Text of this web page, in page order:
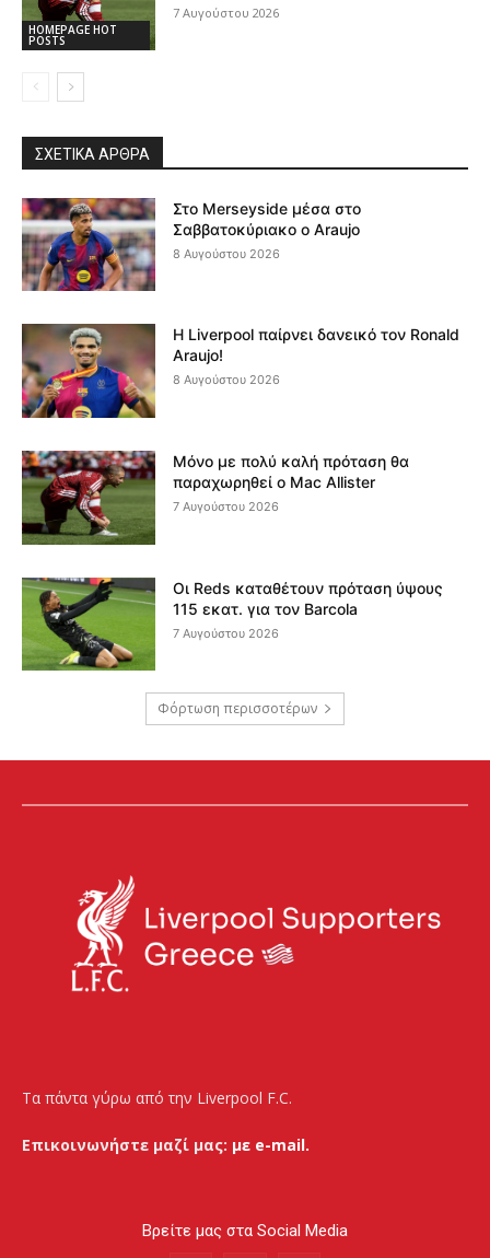
HOMEPAGE HOT
POSTS
7 Αυγούστου 2026
ΣΧΕΤΙΚΆ ΆΡΘΡΑ
Στο Merseyside μέσα στο
Σαββατοκύριακο ο Araujo
8 Αυγούστου 2026
Η Liverpool παίρνει δανεικό τον Ronald
Araujo!
8 Αυγούστου 2026
Μόνο με πολύ καλή πρόταση θα
παραχωρηθεί ο Mac Allister
7 Αυγούστου 2026
Οι Reds καταθέτουν πρόταση ύψους
115 εκατ. για τον Barcola
7 Αυγούστου 2026
Φόρτωση περισσοτέρων
Τα πάντα γύρω από την Liverpool F.C.
Επικοινωνήστε μαζί μας: με e-mail.
Βρείτε μας στα Social Media